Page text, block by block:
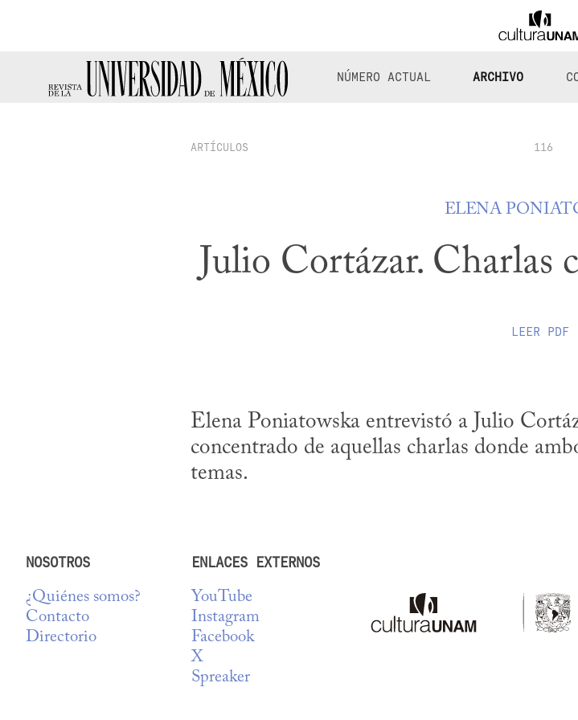
NÚMERO ACTUAL ARCHIVO
ARTÍCULOS 116
ELENA
Julio Cortázar. Charlas
LEER PDF
Elena Poniatowska entrevistó a Julio
concentrado de aquellas charlas donde
temas.
NOSOTROS
¿Quiénes somos?
Contacto
Directorio
ENLACES EXTERNOS
YouTube
Instagram
Facebook
X
Spreaker